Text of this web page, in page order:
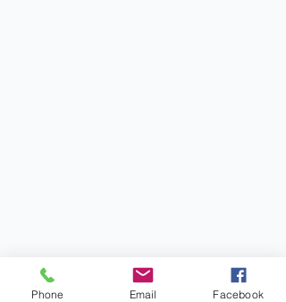
Phone Email Facebook